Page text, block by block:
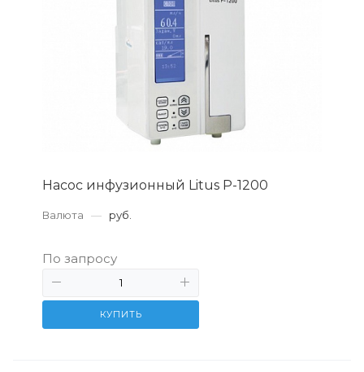
Насос инфузионный Litus P-1200
Валюта — руб.
По запросу
КУПИТЬ